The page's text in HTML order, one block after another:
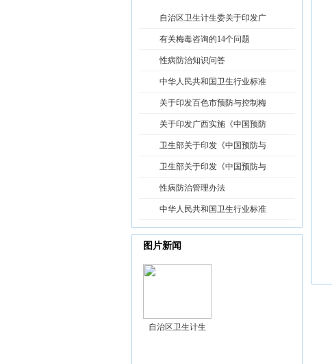
自治区卫生计生委关于印发广
有关梅毒咨询的14个问题
性病防治知识问答
中华人民共和国卫生行业标准
关于印发百色市预防与控制梅
关于印发广西实施《中国预防
卫生部关于印发《中国预防与
卫生部关于印发《中国预防与
性病防治管理办法
中华人民共和国卫生行业标准
图片新闻
自治区卫生计生